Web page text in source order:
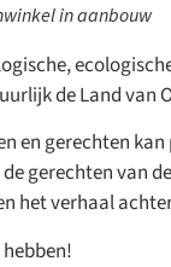
in aanbouw
de Land van
en gerechten
gerechten van
het verhaal